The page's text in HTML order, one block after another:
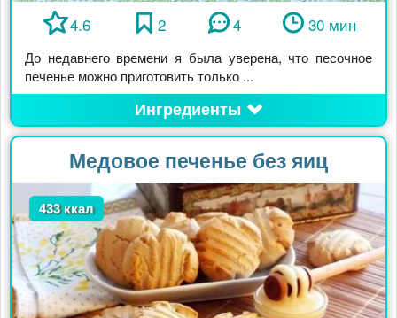
4.6 2 4 30 мин
До недавнего времени я была уверена, что песочное
печенье можно приготовить только ...
Ингредиенты
Медовое печенье без яиц
433 ккал